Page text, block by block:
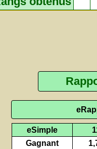
eSimple
Gagnant